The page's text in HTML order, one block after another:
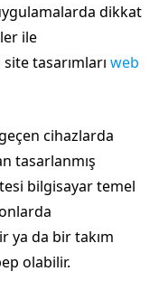
dikkat
ile
tasarımları web
cihazlarda
tasarlanmış
bilgisayar temel
ya da bir takım
olabilir.